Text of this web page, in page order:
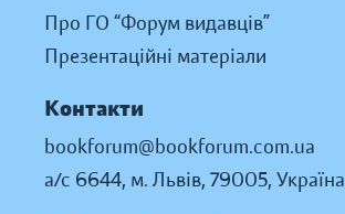
Про ГО “Форум видавців”
Презентаційні матеріали
Контакти
bookforum@bookforum.com.ua
а/с 6644, м. Львів, 79005, Україна